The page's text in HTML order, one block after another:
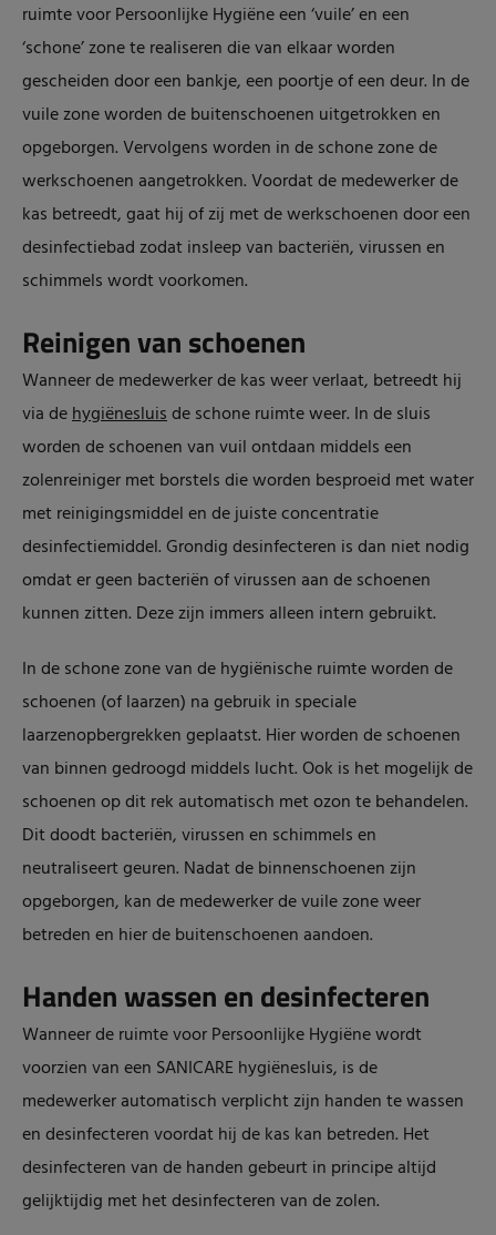
ruimte voor Persoonlijke Hygiëne een ‘vuile’ en een
‘schone’ zone te realiseren die van elkaar worden
gescheiden door een bankje, een poortje of een deur. In de
vuile zone worden de buitenschoenen uitgetrokken en
opgeborgen. Vervolgens worden in de schone zone de
werkschoenen aangetrokken. Voordat de medewerker de
kas betreedt, gaat hij of zij met de werkschoenen door een
desinfectiebad zodat insleep van bacteriën, virussen en
schimmels wordt voorkomen.
Reinigen van schoenen
Wanneer de medewerker de kas weer verlaat, betreedt hij
via dehygiënesluisde schone ruimte weer. In de sluis
worden de schoenen van vuil ontdaan middels een
zolenreiniger met borstels die worden besproeid met water
met reinigingsmiddel en de juiste concentratie
desinfectiemiddel. Grondig desinfecteren is dan niet nodig
omdat er geen bacteriën of virussen aan de schoenen
kunnen zitten. Deze zijn immers alleen intern gebruikt.
In de schone zone van de hygiënische ruimte worden de
schoenen (of laarzen) na gebruik in speciale
laarzenopbergrekken geplaatst. Hier worden de schoenen
van binnen gedroogd middels lucht. Ook is het mogelijk de
schoenen op dit rek automatisch met ozon te behandelen.
Dit doodt bacteriën, virussen en schimmels en
neutraliseert geuren. Nadat de binnenschoenen zijn
opgeborgen, kan de medewerker de vuile zone weer
betreden en hier de buitenschoenen aandoen.
Handen wassen en desinfecteren
Wanneer de ruimte voor Persoonlijke Hygiëne wordt
voorzien van een SANICARE hygiënesluis, is de
medewerker automatisch verplicht zijn handen te wassen
en desinfecteren voordat hij de kas kan betreden. Het
desinfecteren van de handen gebeurt in principe altijd
gelijktijdig met het desinfecteren van de zolen.